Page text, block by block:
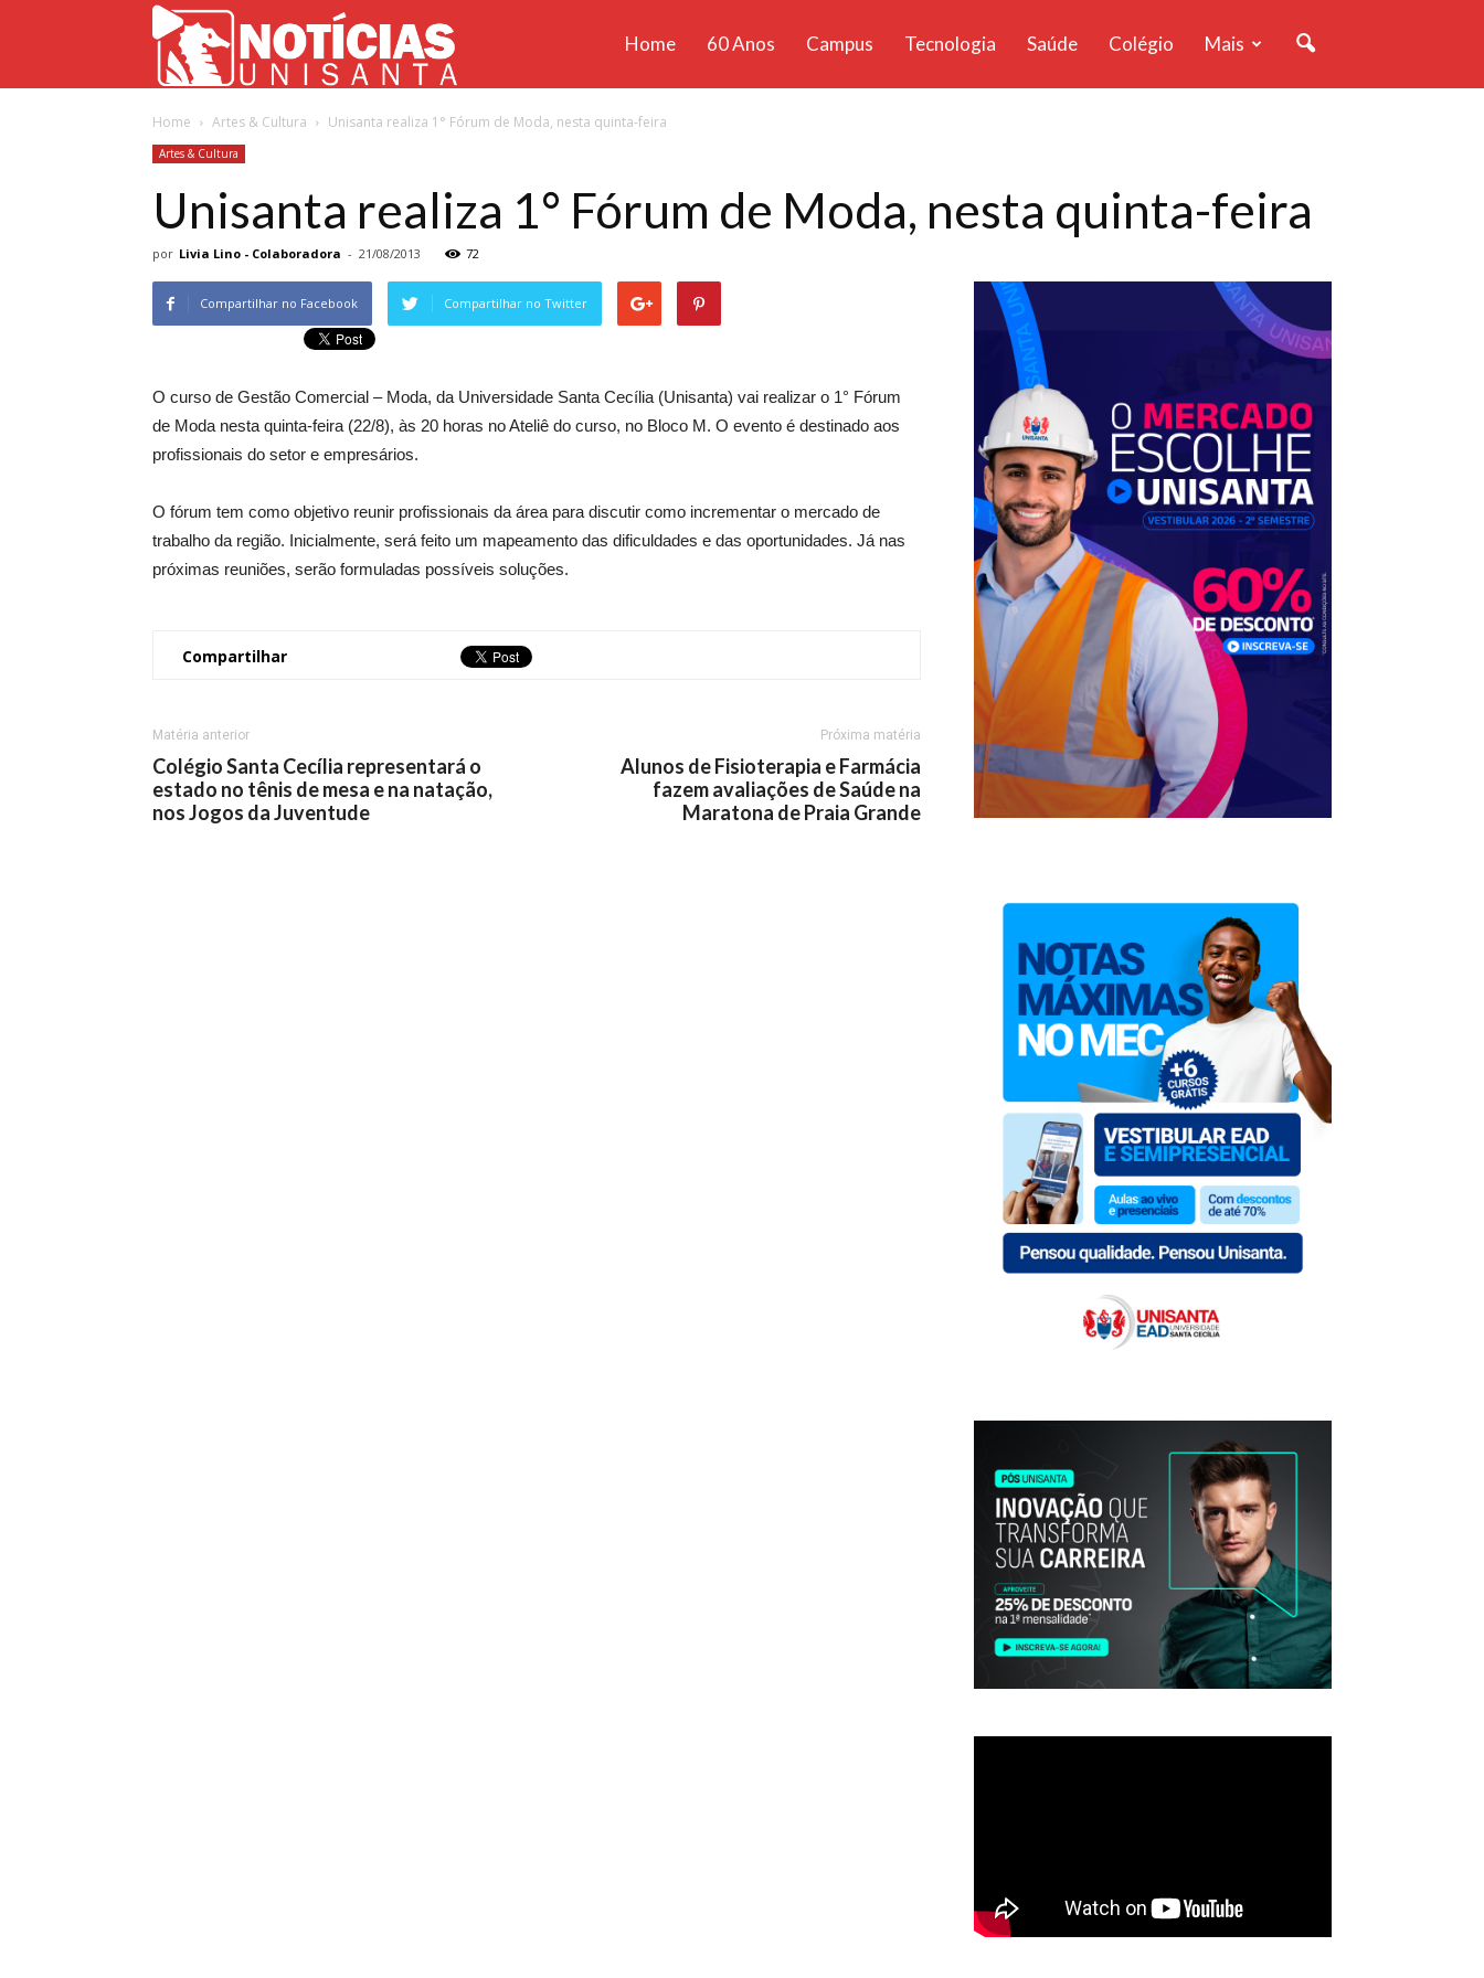
Unisanta
Home 60 Anos Campus Tecnologia Saúde Colégio Mais
Home Artes & Cultura Unisanta realiza 1° Fórum de Moda, nesta quinta-feira
Artes & Cultura
Unisanta realiza 1° Fórum de Moda, nesta quinta-feira
por Livia Lino - Colaboradora - 21/08/2013 72
Compartilhar no Facebook Compartilhar no Twitter
O curso de Gestão Comercial – Moda, da Universidade Santa Cecília (Unisanta) vai realizar o 1° Fórum
de Moda nesta quinta-feira (22/8), às 20 horas no Ateliê do curso, no Bloco M. O evento é destinado aos
profissionais do setor e empresários.
O fórum tem como objetivo reunir profissionais da área para discutir como incrementar o mercado de
trabalho da região. Inicialmente, será feito um mapeamento das dificuldades e das oportunidades. Já nas
próximas reuniões, serão formuladas possíveis soluções.
Compartilhar
Matéria anterior
Colégio Santa Cecília representará o
estado no tênis de mesa e na natação,
nos Jogos da Juventude
Próxima matéria
Alunos de Fisioterapia e Farmácia
fazem avaliações de Saúde na
Maratona de Praia Grande